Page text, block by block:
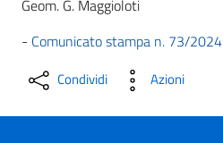
Geom. G. Maggioloti
- Comunicato stampa n. 73/2024
Condividi Azioni